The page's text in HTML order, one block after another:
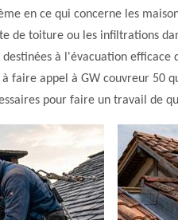
en ce qui concerne les
de toiture ou les infiltrations
à l'évacuation efficace
faire appel à GW couvreur 50
pour faire un travail de